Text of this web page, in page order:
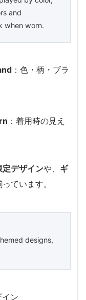
and
when worn.
：色・柄・ブラ
：着用時の見え
定デザインや、 ギ
ています。
designs,
イン